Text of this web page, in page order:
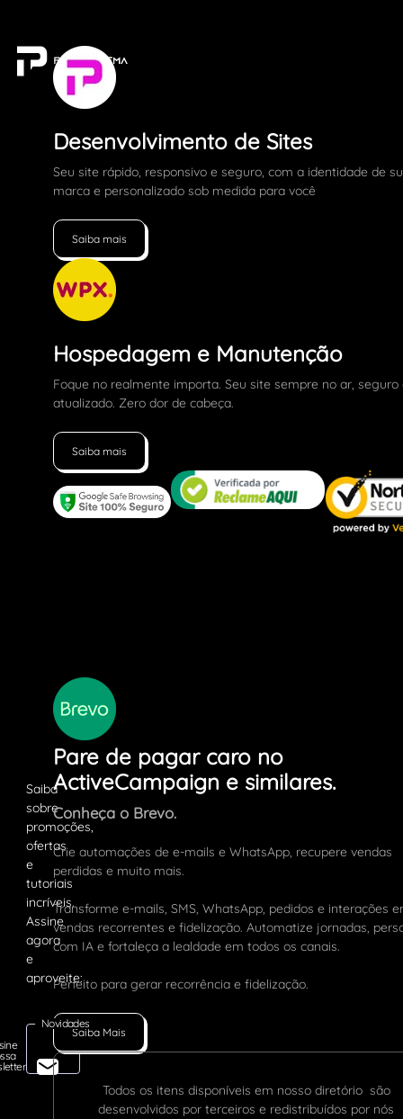
Novidades
Desenvolvimento de Sites
Seu site rápido, responsivo e seguro, com a identidade de
marca e personalizado sob medida para você
Saiba mais
Hospedagem e Manutenção
Foque no realmente importa. Seu site sempre no ar, seguro
atualizado. Zero dor de cabeça.
Saiba mais
Pare de pagar caro no
ActiveCampaign e similares.
Conheça o Brevo.
Crie automações de e-mails e WhatsApp, recupere vendas
perdidas e muito mais.
Transforme e-mails, SMS, WhatsApp, pedidos e interações
vendas recorrentes e fidelização. Automatize jornadas,
com IA e fortaleça a lealdade em todos os canais.
Perfeito para gerar recorrência e fidelização.
Saiba Mais
Todos os itens disponíveis em nosso diretório são
desenvolvidos por terceiros e redistribuídos por nós